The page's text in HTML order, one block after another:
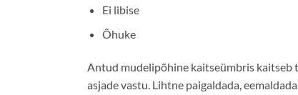
Ei libise
Õhuke
Antud mudelipõhine kaitseümbris kaitseb
asjade vastu. Lihtne paigaldada,